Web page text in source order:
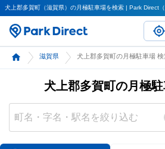
犬上郡多賀町（滋賀県）の月極駐車場を検索 | Park Direct（
滋賀県 犬上郡多賀町の月極駐車場 検
犬上郡多賀町の月極